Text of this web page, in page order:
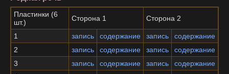
Пластинки (6
шт.)
Сторона 1 Сторона 2
1 запись содержание запись
содержание
2
запись содержание запись
содержание
3
запись содержание запись
содержание